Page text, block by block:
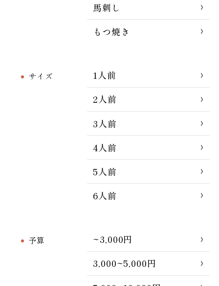
馬刺し
もつ焼き
サイズ
1人前
2人前
3人前
4人前
5人前
6人前
予算
~3,000円
3,000~5,000円